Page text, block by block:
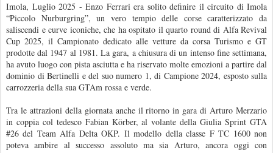
Imola, Luglio 2025 - Enzo Ferrari era solito definire il circuito di Imola
“Piccolo Nurburgring”, un vero tempio delle corse caratterizzato da
saliscendi e curve iconiche, che ha ospitato il quarto round di Alfa Revival
Cup 2025, il Campionato dedicato alle vetture da corsa Turismo e GT
prodotte dal 1947 al 1981. La gara, a chiusura di un intenso fine settimana,
ha avuto luogo con pista asciutta e ha riservato molte emozioni a partire dal
dominio di Bertinelli e del suo numero 1, di Campione 2024, esposto sulla
carrozzeria della sua GTAm rossa e verde.
Tra le attrazioni della giornata anche il ritorno in gara di Arturo Merzario
in coppia col tedesco Fabian Körber, al volante della Giulia Sprint GTA
#26 del Team Alfa Delta OKP. Il modello della classe F TC 1600 non
poteva ambire al successo assoluto ma sia Arturo, ancora oggi con